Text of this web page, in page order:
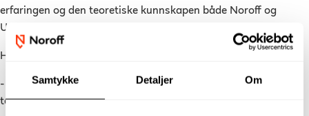
Samtykke Detaljer Om
erfaringen og den teoretiske kunnskapen både Noroff og
University of South Wales har gitt meg.
Han legger til:
- Og ikke minst, viktigheten og betydningen av å samarbeide i
team og effektivt kommunisere, noe som er essensielt i en slik